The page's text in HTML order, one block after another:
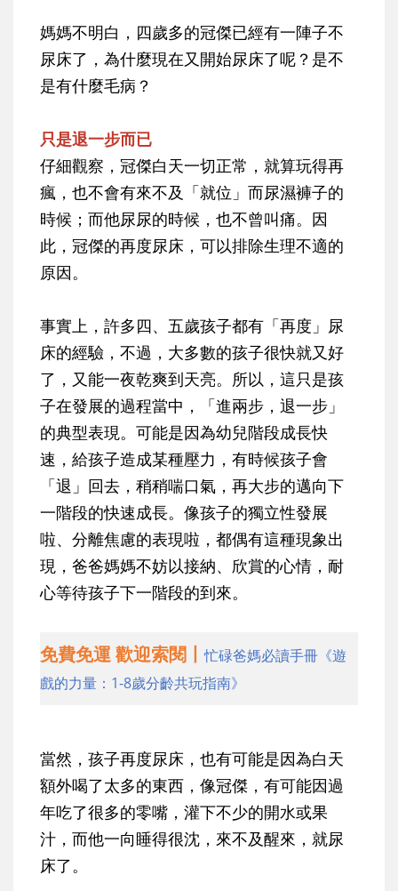
媽媽不明白，四歲多的冠傑已經有一陣子不
尿床了，為什麼現在又開始尿床了呢？是不
是有什麼毛病？
只是退一步而已
仔細觀察，冠傑白天一切正常，就算玩得再
瘋，也不會有來不及「就位」而尿濕褲子的
時候；而他尿尿的時候，也不曾叫痛。因
此，冠傑的再度尿床，可以排除生理不適的
原因。
事實上，許多四、五歲孩子都有「再度」尿
床的經驗，不過，大多數的孩子很快就又好
了，又能一夜乾爽到天亮。所以，這只是孩
子在發展的過程當中，「進兩步，退一步」
的典型表現。可能是因為幼兒階段成長快
速，給孩子造成某種壓力，有時候孩子會
「退」回去，稍稍喘口氣，再大步的邁向下
一階段的快速成長。像孩子的獨立性發展
啦、分離焦慮的表現啦，都偶有這種現象出
現，爸爸媽媽不妨以接納、欣賞的心情，耐
心等待孩子下一階段的到來。
免費免運 歡迎索閱丨忙碌爸媽必讀手冊《遊
戲的力量：1-8歲分齡共玩指南》
當然，孩子再度尿床，也有可能是因為白天
額外喝了太多的東西，像冠傑，有可能因過
年吃了很多的零嘴，灌下不少的開水或果
汁，而他一向睡得很沈，來不及醒來，就尿
床了。